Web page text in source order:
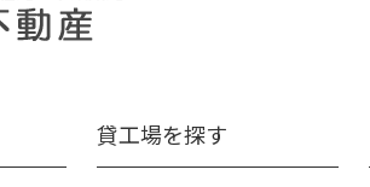
貸工場を探す